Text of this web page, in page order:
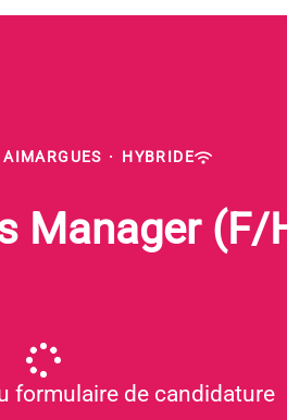
· HYBRIDE
Manager (F/
formulaire de candidature